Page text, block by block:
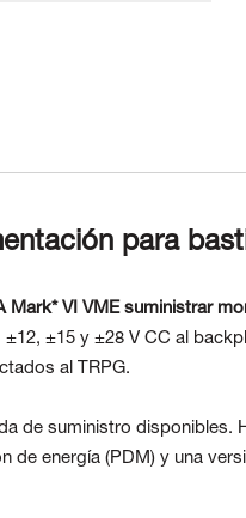
para
Mark* VI VME suministrar
±15 y ±28 V CC al
al TRPG.
de suministro disponibles.
de energía (PDM) y una